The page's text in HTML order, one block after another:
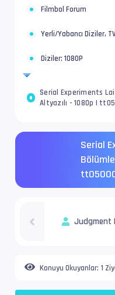
Filmbol Forum
Yerli/Yabancı Diziler,
Diziler: 1080P
Serial Experiments
Altyazılı - 1080p |
Serial
Judgment
Konuyu Okuyanlar: 1